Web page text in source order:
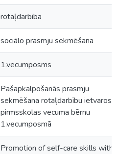
rotaļdarbība
sociālo prasmju sekmēšana
1.vecumposms
Pašapkalpošanās prasmju
sekmēšana rotaļdarbību ietvaros
pirmsskolas vecuma bērnu
1.vecumposmā
Promotion of self-care skills within